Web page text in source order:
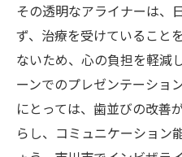
その透明なアライナーは、
ず、治療を受けていること
ないため、心の負担を軽減
ーンでのプレゼンテーショ
にとっては、歯並びの改善
らし、コミュニケーション